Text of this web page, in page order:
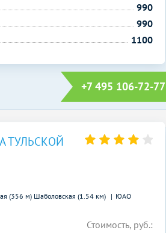
990
990
1100
+7 495 106-72-77
ТУЛЬСКОЙ
(356 м) Шаболовская (1.54 км) ЮАО
Стоимость, руб.: